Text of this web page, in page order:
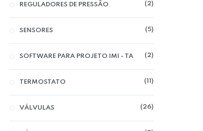
REGULADORES DE PRESSÃO 2
SENSORES 5
SOFTWARE PARA PROJETO IMI - TA 2
TERMOSTATO 11
VÁLVULAS 26